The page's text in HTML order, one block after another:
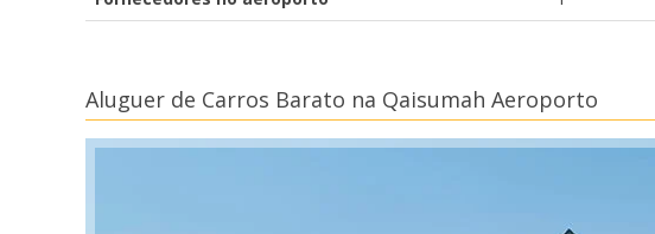
Aluguer de Carros Barato na Qaisumah Aeroporto